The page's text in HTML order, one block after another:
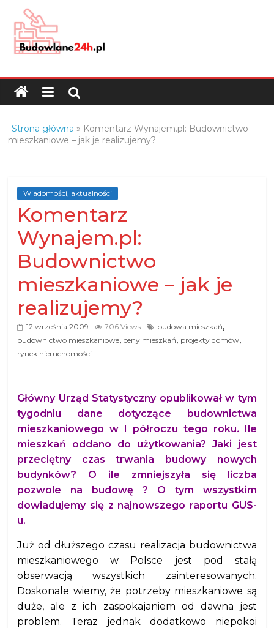
content
Budowlane24h.pl
portal
budowlany
oraz
budowlanej
Strona główna » Komentarz Wynajem.pl: Budownictwo
mieszkaniowe – jak je realizujemy?
Wiadomości, aktualności
Komentarz
Wynajem.pl:
Budownictwo
mieszkaniowe – jak je
realizujemy?
12 września 2009 706 Views budowa mieszkań,
budownictwo mieszkaniowe,ceny mieszkań, projekty domów,
rynek nieruchomości
Główny Urząd Statystyczny opublikował w tym
tygodniu dane dotyczące budownictwa
mieszkaniowego w I półroczu tego roku.Ile
mieszkań oddano do użytkowania? Jaki jest
przeciętny czas trwania budowy nowych
budynków? O ile zmniejszyła się liczba
pozwole na budowę
? O tym wszystkim
dowiadujemy się z najnowszego raportu GUS-
u.
Już od dłuższego czasu realizacja budownictwa
mieszkaniowego w Polsce jest pod stałą
obserwacją wszystkich zainteresowanych.
Doskonale wiemy, że potrzeby mieszkaniowe są
duże, ale z ich zaspokajaniem od dawna jest
problem. Teraz jednak dodatkowo niepokoi